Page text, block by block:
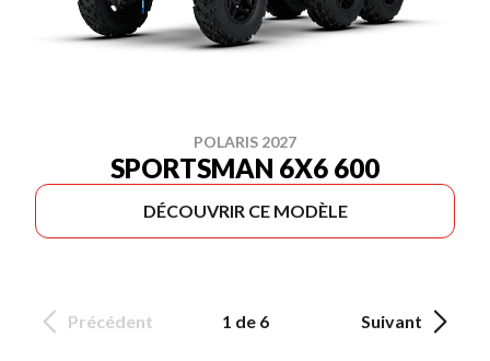
POLARIS 2027
SPORTSMAN 6X6 600
DÉCOUVRIR CE MODÈLE
Précédent 1 de 6 Suivant